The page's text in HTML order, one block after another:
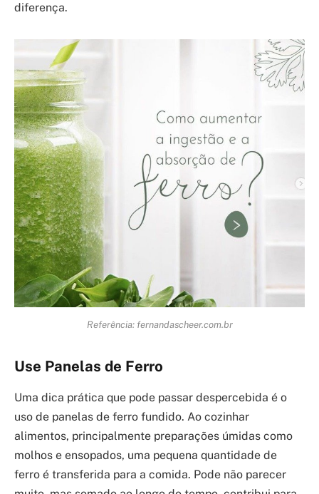
diferença.
Referência: fernandascheer.com.br
Use Panelas de Ferro
Uma dica prática que pode passar despercebida é o
uso de panelas de ferro fundido. Ao cozinhar
alimentos, principalmente preparações úmidas como
molhos e ensopados, uma pequena quantidade de
ferro é transferida para a comida. Pode não parecer